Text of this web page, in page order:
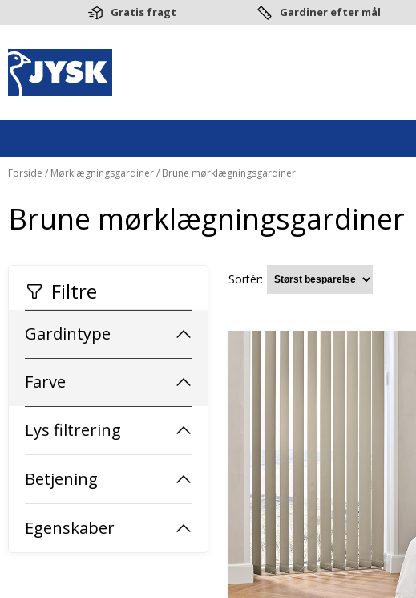
Gratis fragt Gardiner efter mål
Forside / Mørklægningsgardiner/ Brune mørklægningsgardiner
Brune mørklægningsgardiner
Filtre
Gardintype
Farve
Lys filtrering
Betjening
Egenskaber
Sortér: